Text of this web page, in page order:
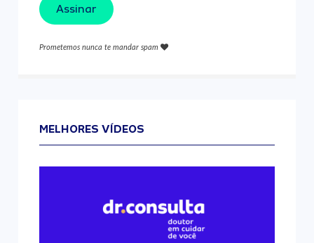
Assinar
Prometemos nunca te mandar spam
MELHORES VÍDEOS